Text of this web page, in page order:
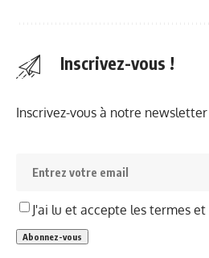
Inscrivez-vous !
Inscrivez-vous à notre
J'ai lu et accepte les termes